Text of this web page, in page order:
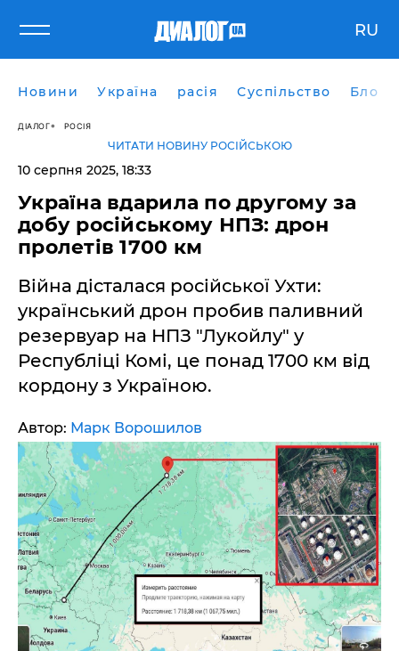
RU
Новини Україна расія Суспільство Блоги
ДІАЛОГ РОСІЯ
ЧИТАТИ НОВИНУ РОСІЙСЬКОЮ
10 серпня 2025, 18:33
Україна вдарила по другому за
добу російському НПЗ: дрон
пролетів 1700 км
Війна дісталася російської Ухти:
український дрон пробив паливний
резервуар на НПЗ "Лукойлу" у
Республіці Комі, це понад 1700 км від
кордону з Україною.
Автор: Марк Ворошилов